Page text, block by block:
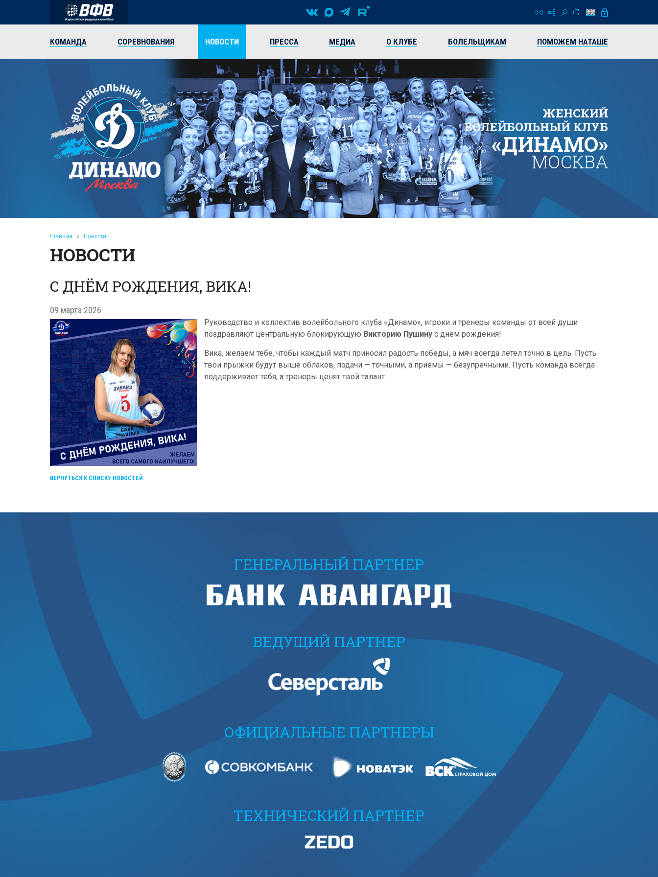
КОМАНДА СОРЕВНОВАНИЯ НОВОСТИ ПРЕССА МЕДИА О КЛУБЕ БОЛЕЛЬЩИКАМ ПОМОЖЕМ НАТАШЕ
ЖЕНСКИЙ
ВОЛЕЙБОЛЬНЫЙ КЛУБ
«ДИНАМО»
МОСКВА
Главная » Новости
НОВОСТИ
С ДНЁМ РОЖДЕНИЯ, ВИКА!
09 марта 2026
Руководство и коллектив волейбольного клуба «Динамо», игроки и тренеры команды от всей души
поздравляют центральную блокирующую Викторию Пушину с днём рождения!
Вика, желаем тебе, чтобы каждый матч приносил радость победы, а мяч всегда летел точно в цель. Пусть
твои прыжки будут выше облаков, подачи — точными, а приёмы — безупречными. Пусть команда всегда
поддерживает тебя, а тренеры ценят твой талант.
ВЕРНУТЬСЯ К СПИСКУ НОВОСТЕЙ
ГЕНЕРАЛЬНЫЙ ПАРТНЕР
ВЕДУЩИЙ ПАРТНЕР
ОФИЦИАЛЬНЫЕ ПАРТНЕРЫ
ТЕХНИЧЕСКИЙ ПАРТНЕР